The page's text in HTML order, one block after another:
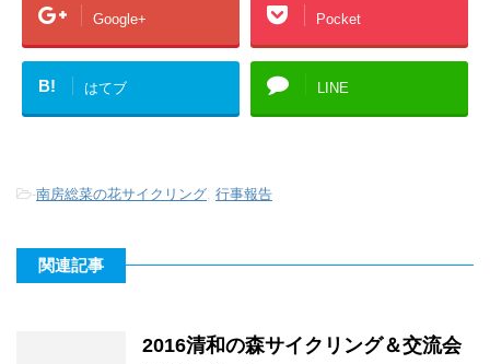
Google+ Pocket
B! はてブ LINE
-南房総菜の花サイクリング, 行事報告
関連記事
2016清和の森サイクリング＆交流会